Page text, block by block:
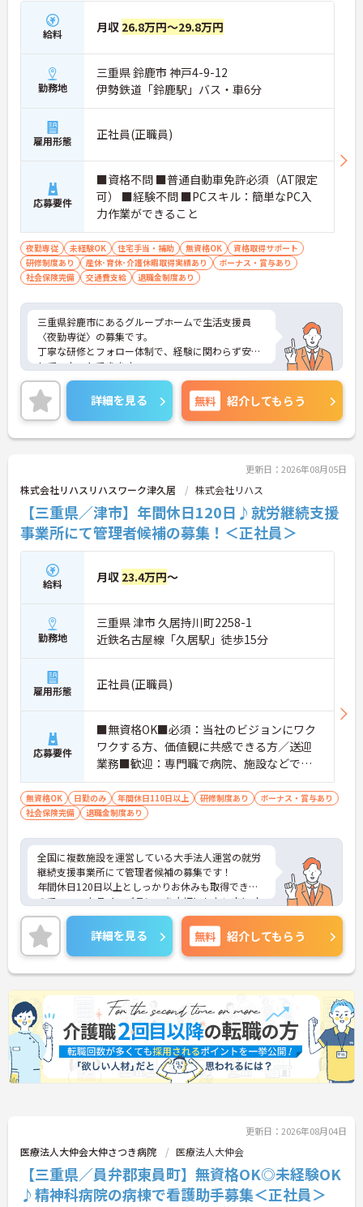
給料 月収 26.8万円～29.8万円
勤務地
三重県 鈴鹿市 神戸4-9-12
伊勢鉄道「鈴鹿駅」バス・車6分
雇用形態 正社員(正職員)
応募要件
■資格不問 ■普通自動車免許必須（AT限定
可） ■経験不問 ■PCスキル：簡単なPC入
力作業ができること
夜勤専従 未経験OK 住宅手当・補助 無資格OK
資格取得サポート
研修制度あり
産休･育休･介護休暇取得実績あり
ボーナス・賞与あり
社会保険完備
交通費支給 退職金制度あり
三重県鈴鹿市にあるグループホームで生活支援員
〈夜勤専従〉の募集です。
丁寧な研修とフォロー体制で、経験に関わらず安心
してスタートできます。
資格取得支援制度もあり働きながら自分のスキルア
ップもできます！賞与があるのは嬉しいポイントで
す◎
こちらの求人にご興味がございましたら面接のポイ
ントもお伝えしますので是非ご応募お待ちしており
詳細を見る 無料 紹介してもらう
更新日：2026年08月05日
株式会社リハスリハスワーク津久居 株式会社リハス
【三重県／津市】年間休日120日♪就労継続支援
事業所にて管理者候補の募集！＜正社員＞
給料 月収 23.4万円～
勤務地
三重県 津市 久居持川町2258-1
近鉄名古屋線「久居駅」徒歩15分
雇用形態 正社員(正職員)
応募要件
■無資格OK■必須：当社のビジョンにワク
ワクする方、価値観に共感できる方／送迎
業務■歓迎：専門職で病院、施設などでの
リーダー経験・マネジメント経験あり／責
任感がありレジリエンスが高い方
無資格OK 日勤のみ 年間休日110日以上 研修制度あり
ボーナス・賞与あり
社会保険完備
退職金制度あり
全国に複数施設を運営している大手法人運営の就労
継続支援事業所にて管理者候補の募集です！
年間休日120日以上としっかりお休みも取得できる
ので、ワークライフバランスを大切にしたい方にオ
ススメです◎外部研修費補助制度もありますので働
きながらスキルアップも目指せます♪
ご興味のある方には、面接対策ポイントなど、さら
に詳細をお話しいたしますのでお気軽にご相談くだ
さい！
詳細を見る 無料 紹介してもらう
更新日：2026年08月04日
医療法人大仲会大仲さつき病院 医療法人大仲会
【三重県／員弁郡東員町】無資格OK◎未経験OK
♪精神科病院の病棟で看護助手募集＜正社員＞